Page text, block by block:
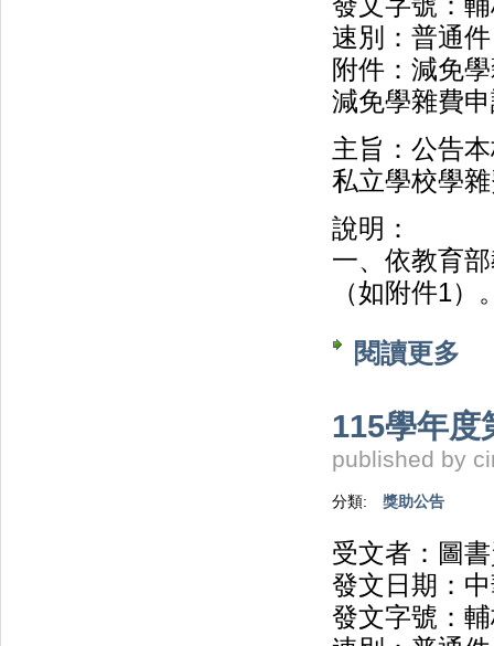
發文字號：
速別：普通件
附件：減免
減免學雜費
主旨：公告
私立學校學
說明：
一、依教育
（如附件1）
閱讀更多
115學年度
published by
分類: 獎助公告
受文者：圖
發文日期：
發文字號：